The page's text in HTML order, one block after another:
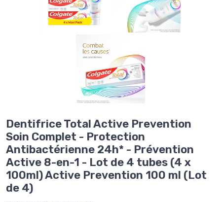
Dentifrice Total Active Prevention
Soin Complet - Protection
Antibactérienne 24h* - Prévention
Active 8-en-1 - Lot de 4 tubes (4 x
100ml) Active Prevention 100 ml (Lot
de 4)